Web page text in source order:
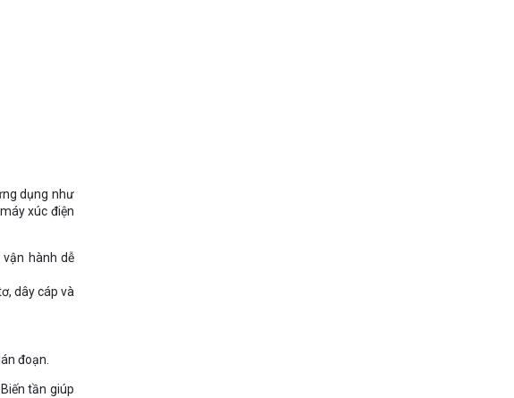
dụng như
xúc điện
hành dễ
dây cáp và
đoạn.
tần giúp